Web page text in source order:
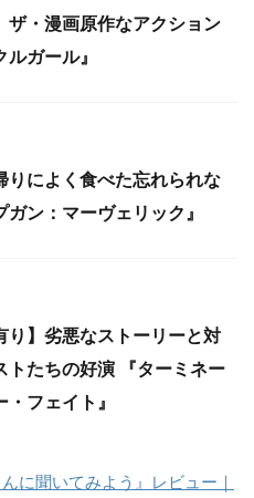
ザ・漫画原作なアクション
ガール』
りによく食べた忘れられな
ガン：マーヴェリック』
り】劣悪なストーリーと対
トたちの好演 『ターミネー
フェイト』
に聞いてみよう』レビュー｜